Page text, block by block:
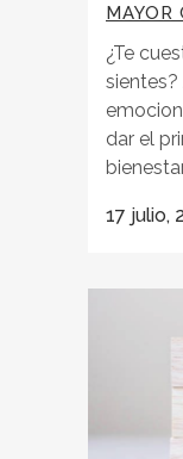
MAYOR
¿Te
dar el
17 julio,